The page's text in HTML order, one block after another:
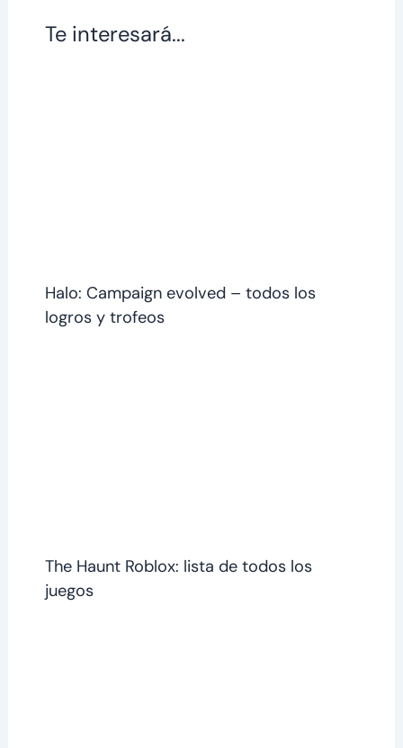
Te interesará...
Halo: Campaign evolved – todos los
logros y trofeos
The Haunt Roblox: lista de todos los
juegos